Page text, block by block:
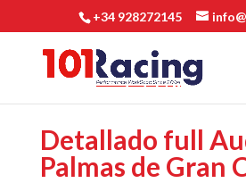
+34 928272145
Detallado full
Palmas de Gran